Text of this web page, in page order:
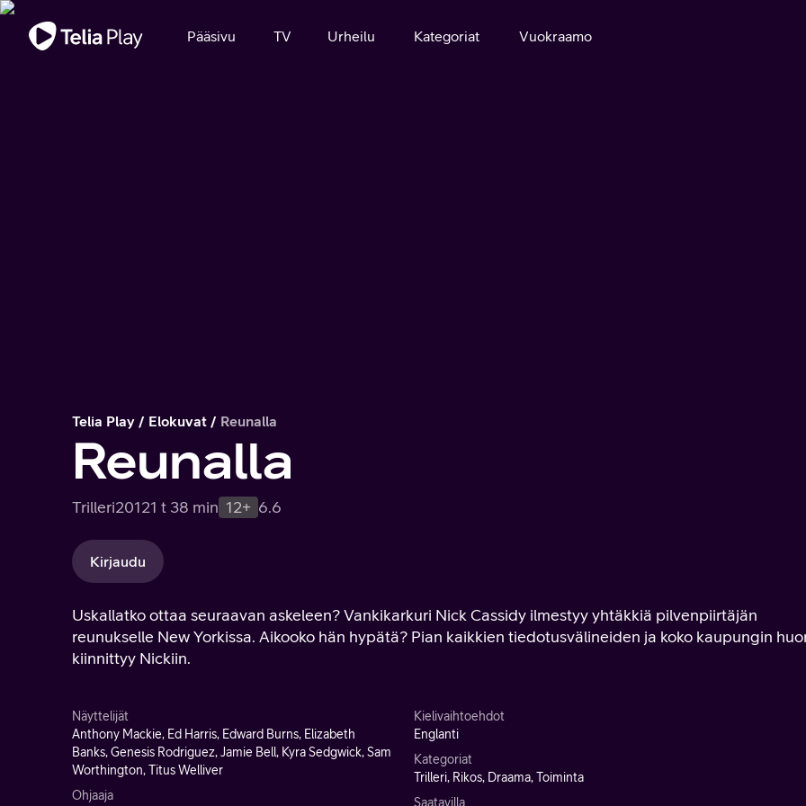
Tärkeä viesti
Pääsivu TV Urheilu Kategoriat Vuokraamo
Telia Play Elokuvat Reunalla
Reunalla
Trilleri20121 t 38 min 12+ 6.6
Kirjaudu
Uskallatko ottaa seuraavan askeleen? Vankikarkuri Nick Cassidy ilmestyy yhtäkkiä pilvenpiirtäjän
reunukselle New Yorkissa. Aikooko hän hypätä? Pian kaikkien tiedotusvälineiden ja koko kaupungin
kiinnittyy Nickiin.
Näyttelijät
Anthony Mackie, Ed Harris, Edward Burns, Elizabeth
Banks, Genesis Rodriguez, Jamie Bell, Kyra Sedgwick, Sam
Worthington, Titus Welliver
Ohjaaja
Kielivaihtoehdot
Englanti
Kategoriat
Trilleri, Rikos, Draama, Toiminta
Saatavilla